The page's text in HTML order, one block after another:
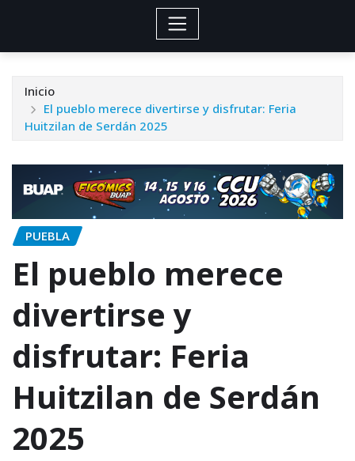
Inicio
El pueblo merece divertirse y disfrutar: Feria
Huitzilan de Serdán 2025
PUEBLA
El pueblo merece
divertirse y
disfrutar: Feria
Huitzilan de Serdán
2025